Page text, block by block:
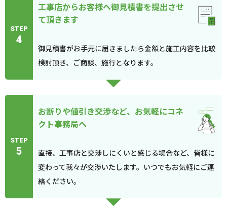
STEP
4
工事店からお客様へ御見積書を提出させ
て頂きます
御見積書がお手元に届きましたら金額と施工内容を比較
検討頂き、ご商談、施行となります。
STEP
5
お断りや値引き交渉など、お気軽にコネ
クト事務局へ
直接、工事店と交渉しにくいと感じる場合など、皆様に
変わって我々が交渉いたします。いつでもお気軽にご連
絡ください。